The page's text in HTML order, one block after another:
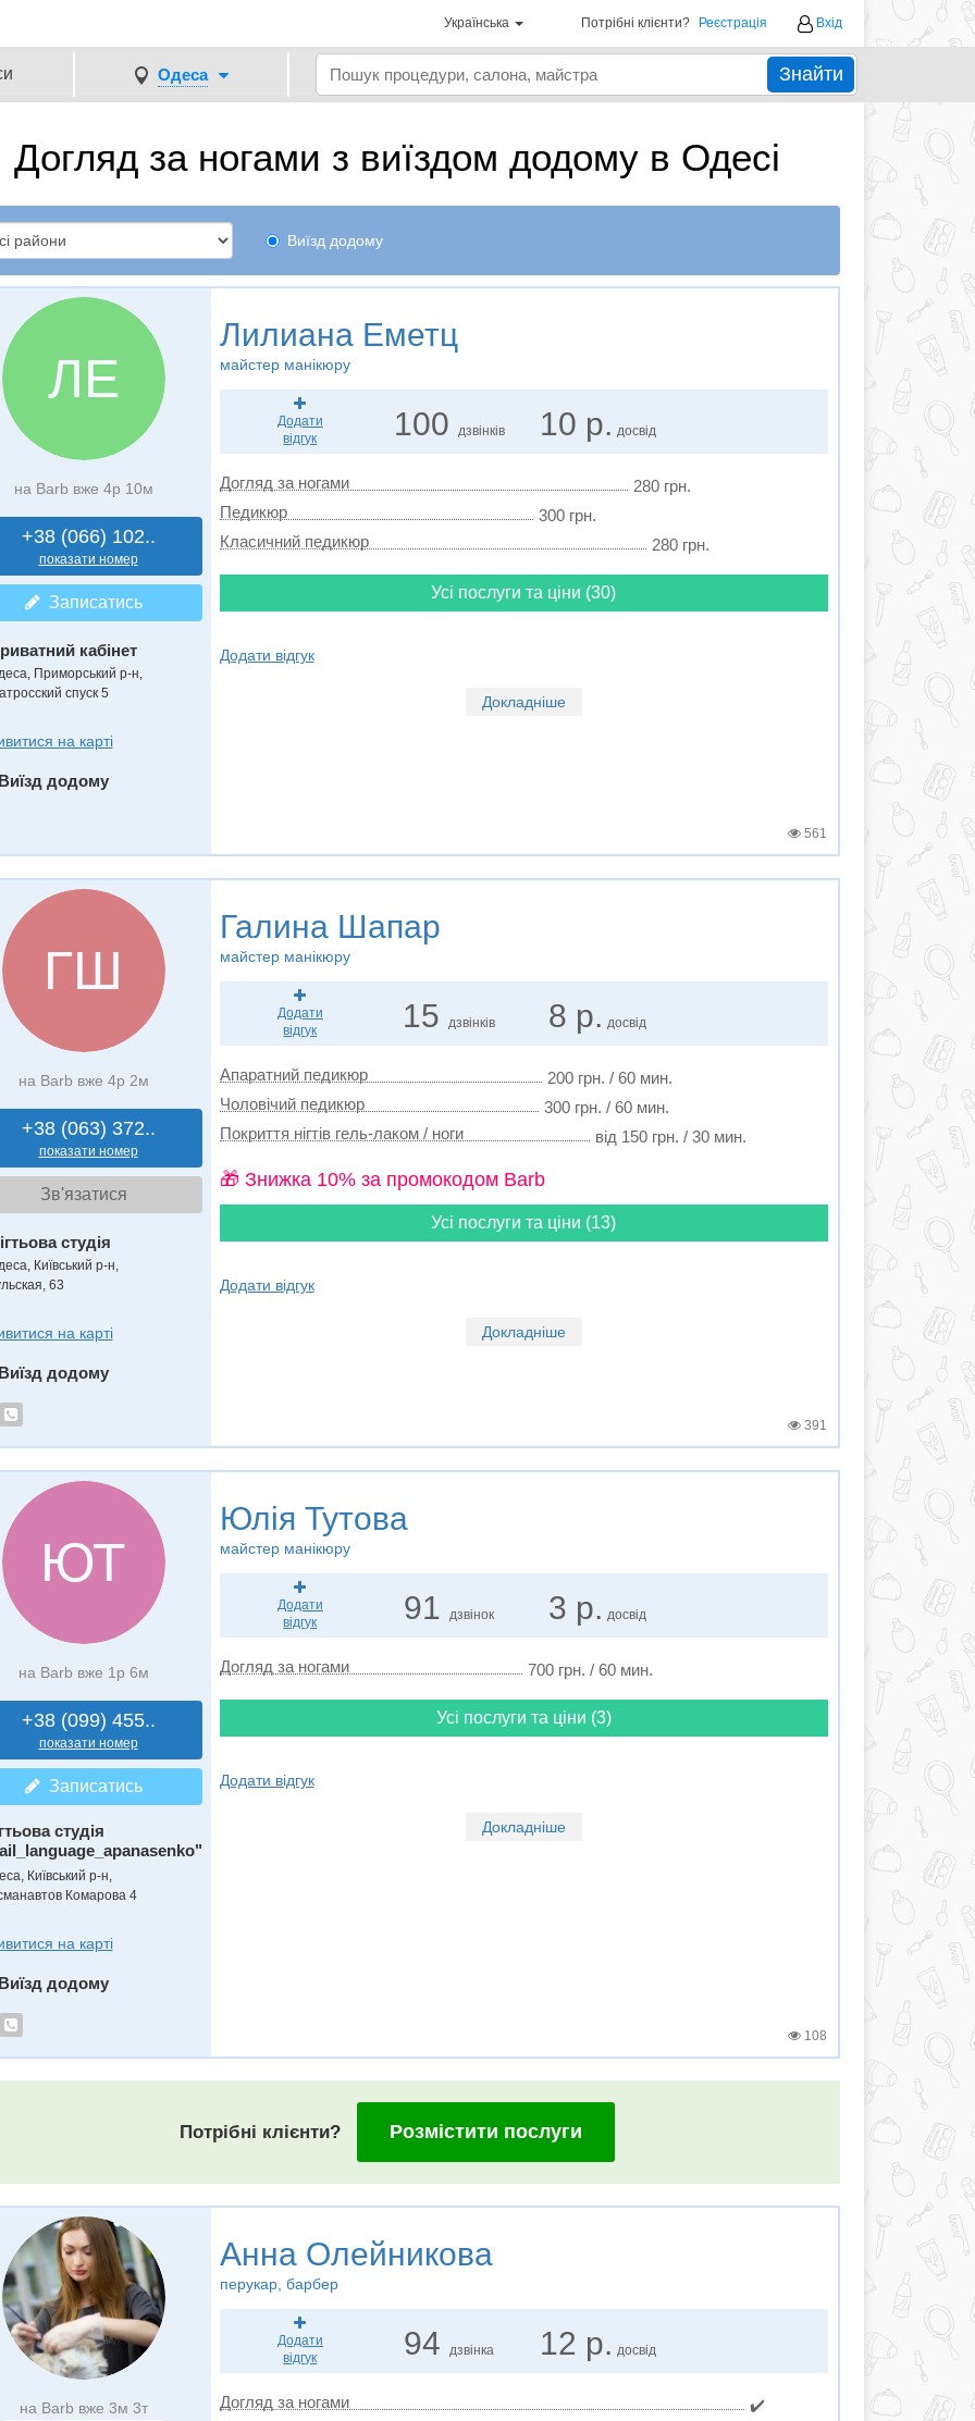
Українська Потрібні клієнти? Реєстрація Вхід
Одеса Знайти
Догляд за ногами з виїздом додому в Одесі
Виїзд додому
ЛЕ
на Barb вже 4р 10м
+38 (066) 102..
показати номер
Записатись
кабінет
Приморський р-н,
спуск 5
на карті
додому
Лилиана Еметц
майстер манікюру
Додати
відгук
100 дзвінків 10 р. досвід
Догляд за ногами
280 грн.
Педикюр
300 грн.
Класичний педикюр
280 грн.
Усі послуги та ціни (30)
Додати відгук
Докладніше
561
ГШ
на Barb вже 4р 2м
+38 (063) 372..
показати номер
Зв'язатися
студія
Київський р-н,
63
на карті
додому
Галина Шапар
майстер манікюру
Додати
відгук
15 дзвінків 8 р. досвід
Апаратний педикюр
200 грн. / 60 мин.
Чоловічий педикюр
300 грн. / 60 мин.
Покриття нігтів гель-лаком / ноги
від 150 грн. / 30 мин.
🎁 Знижка 10% за промокодом Barb
Усі послуги та ціни (13)
Додати відгук
Докладніше
391
ЮТ
на Barb вже 1р 6м
+38 (099) 455..
показати номер
Записатись
студія
Київський р-н,
Комарова 4
на карті
додому
Юлія Тутова
майстер манікюру
Додати
відгук
91 дзвінок 3 р. досвід
Догляд за ногами 700 грн. / 60 мин.
Усі послуги та ціни (3)
Додати відгук
Докладніше
108
Потрібні клієнти? Розмістити послуги
на Barb вже 3м 3т
Анна Олейникова
перукар, барбер
Додати
відгук
94 дзвінка 12 р. досвід
Догляд за ногами
✔️